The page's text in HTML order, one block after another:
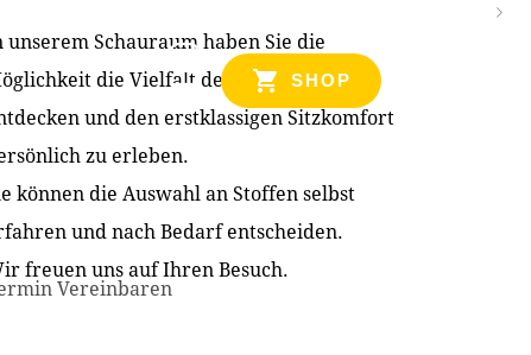
SHOP
unserem Schauraum haben Sie die
die Vielfalt der Produkte zu
und den erstklassigen Sitzkomfort
zu erleben.
können die Auswahl an Stoffen selbst
und nach Bedarf entscheiden.
freuen uns auf Ihren Besuch.
Vereinbaren